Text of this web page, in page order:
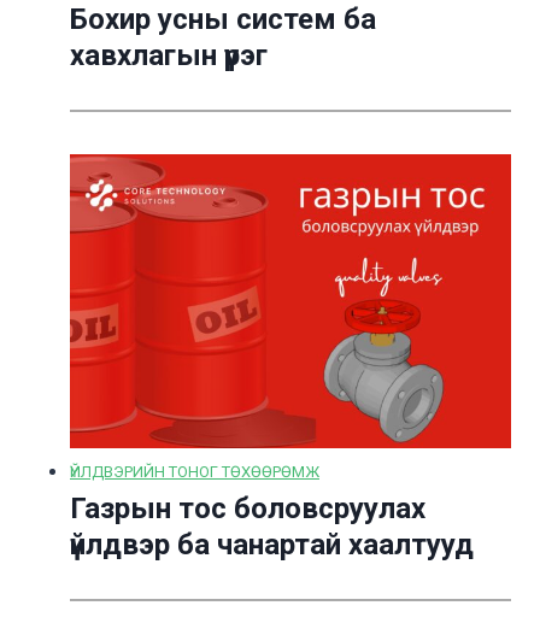
Бохир усны систем ба
хавхлагын үүрэг
ҮЙЛДВЭРИЙН ТОНОГ ТӨХӨӨРӨМЖ
Газрын тос боловсруулах
үйлдвэр ба чанартай хаалтууд